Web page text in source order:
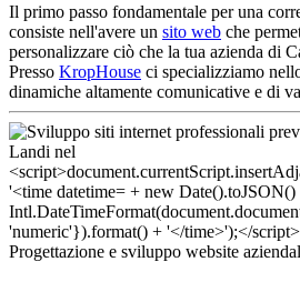
Il primo passo fondamentale per una
consiste nell'avere un sito web che
personalizzare ciò che la tua azienda di
Presso KropHouse ci specializziamo
dinamiche altamente comunicative e di
Progettazione e sviluppo website